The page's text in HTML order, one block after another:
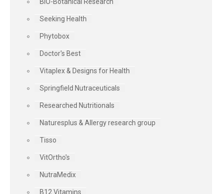
Seeking Health
Phytobox
Doctor's Best
Vitaplex & Designs for Health
Springfield Nutraceuticals
Researched Nutritionals
Naturesplus & Allergy research group
Tisso
VitOrtho's
NutraMedix
B12 Vitamins